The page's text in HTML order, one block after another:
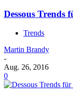
Dessous Trends
Trends
Martin Brandy
-
Aug. 26, 2016
0